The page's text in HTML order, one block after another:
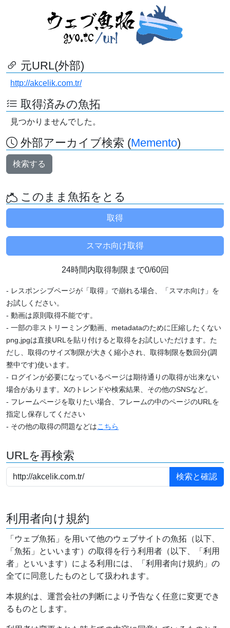
元URL(外部)
http://akcelik.com.tr/
取得済みの魚拓
見つかりませんでした。
外部アーカイブ検索 (Memento)
検索する
このまま魚拓をとる
24時間内取得制限まで0/60回
- レスポンシブページが「取得」で崩れる場合、「スマホ向け」を
お試しください。
- 動画は原則取得不能です。
- 一部の非ストリーミング動画、metadataのために圧縮したくない
png,jpgは直接URLを貼り付けると取得をお試しいただけます。た
だし、取得のサイズ制限が大きく縮小され、取得制限を数回分(調
整中です)使います。
- ログインが必要になっているページは期待通りの取得が出来ない
場合があります。Xのトレンドや検索結果、その他のSNSなど。
- フレームページを取りたい場合、フレームの中のページのURLを
指定し保存してください
- その他の取得の問題などはこちら
URLを再検索
利用者向け規約
「ウェブ魚拓」を用いて他のウェブサイトの魚拓（以下、
「魚拓」といいます）の取得を行う利用者（以下、「利用
者」といいます）による利用には、「利用者向け規約」の
全てに同意したものとして扱われます。
本規約は、運営会社の判断により予告なく任意に変更でき
るものとします。